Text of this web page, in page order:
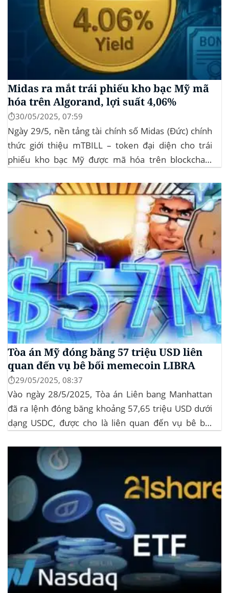
Midas ra mắt trái phiếu kho bạc Mỹ mã
hóa trên Algorand, lợi suất 4,06%
⏱️30/05/2025, 07:59
Ngày 29/5, nền tảng tài chính số Midas (Đức) chính
thức giới thiệu mTBILL – token đại diện cho trái
phiếu kho bạc Mỹ được mã hóa trên blockchain
không yêu cầu mức đầu tư tối thiểu. mTBILL được
bảo chứng bằng...
Tòa án Mỹ đóng băng 57 triệu USD liên
quan đến vụ bê bối memecoin LIBRA
⏱️29/05/2025, 08:37
Vào ngày 28/5/2025, Tòa án Liên bang Manhattan
đã ra lệnh đóng băng khoảng 57,65 triệu USD dưới
dạng USDC, được cho là liên quan đến vụ bê bối
tập thể do Burwick Law đại diện, cáo buộc các công